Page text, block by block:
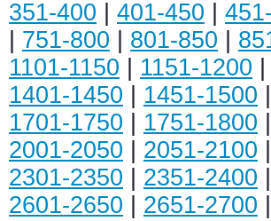
351-400
401-450
751-800 801-850
1101-1150
1151-1200
1401-1450
1451-1500
1701-1750
1751-1800
2001-2050
2051-2100
2301-2350
2351-2400
2601-2650
2651-2700